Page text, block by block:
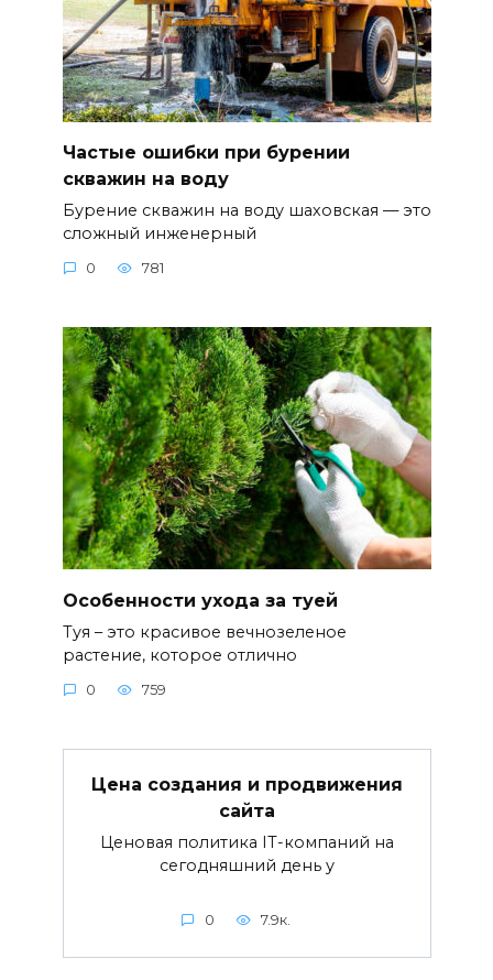
Частые ошибки при бурении
скважин на воду
Бурение скважин на воду шаховская — это
сложный инженерный
0 781
Особенности ухода за туей
Туя – это красивое вечнозеленое
растение, которое отлично
0 759
Цена создания и продвижения
сайта
Ценовая политика IT-компаний на
сегодняшний день у
0 7.9к.